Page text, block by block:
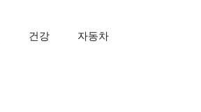
건강 자동차